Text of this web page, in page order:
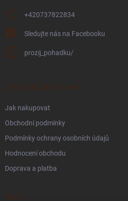
+420737822834
Sledujte nás na Facebooku
prozij_pohadku/
Jak nakupovat
Obchodní podmínky
Podmínky ochrany osobních údajů
Hodnocení obchodu
Doprava a platba
BLOG